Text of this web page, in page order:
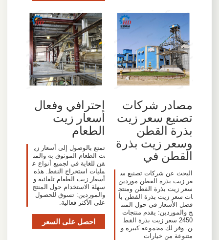
مصادر شركات
تصنيع سعر زيت
بذرة القطن
وسعر زيت بذرة
القطن في
البحث عن شركات تصنيع س
عر زيت بذرة القطن موردين
سعر زيت بذرة القطن ومنتج
ات سعر زيت بذرة القطن بأ
فضل الأسعار في حول المنت
ج والموردين: يقدم منتجات
2450 سعر زيت بذرة القط
ن. وفر لك مجموعة كبيرة و
متنوعة من خيارات
احترافي وفعال
أسعار زيت
الطعام
تمتع بالوصول إلى أسعار زي
ت الطعام الموثوق به والمت
قن للغاية في لجميع أنواع ع
مليات استخراج النفط. هذه
أسعار زيت الطعام تلقائية و
سهلة الاستخدام حول المنتج
والموردين: تسوق للحصول
على الأكثر فعالية.
احصل على السعر